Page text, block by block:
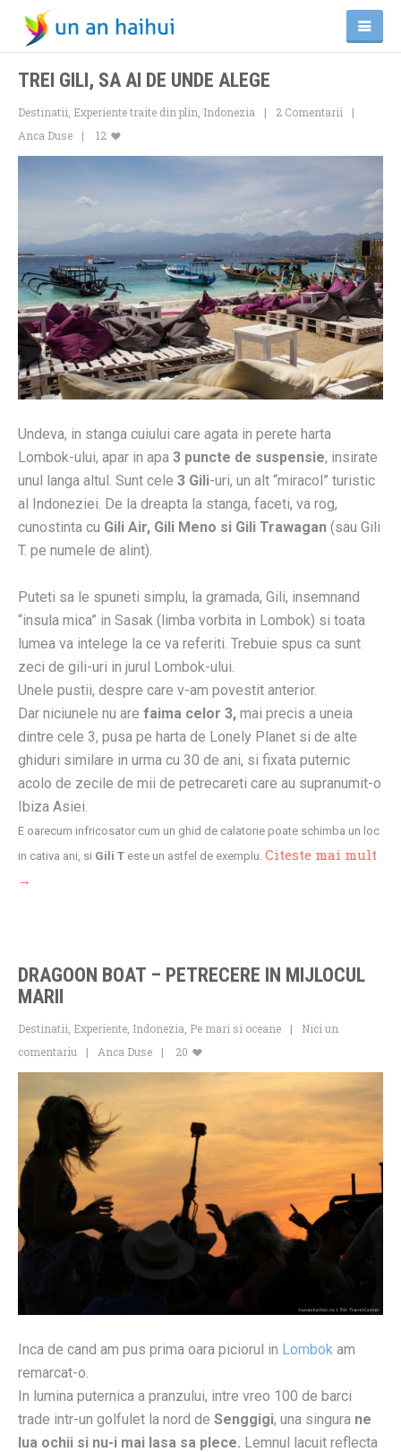
TREI GILI, SA AI DE UNDE ALEGE
Destinatii Experiente traite din plin Indonezia
2 Comentarii
Anca Duse
12
Undeva, in stanga cuiului care agata in perete harta
Lombok-ului, apar in apa 3 puncte de suspensie, insirate
unul langa altul. Sunt cele 3 Gili-uri, un alt “miracol” turistic
al Indoneziei. De la dreapta la stanga, faceti, va rog,
cunostinta cu Gili Air, Gili Meno si Gili Trawagan (sau Gili
T. pe numele de alint).
Puteti sa le spuneti simplu, la gramada, Gili, insemnand
“insula mica” in Sasak (limba vorbita in Lombok) si toata
lumea va intelege la ce va referiti. Trebuie spus ca sunt
zeci de gili-uri in jurul Lombok-ului.
Unele pustii, despre care v-am povestit anterior.
Dar niciunele nu are faima celor 3, mai precis a uneia
dintre cele 3, pusa pe harta de Lonely Planet si de alte
ghiduri similare in urma cu 30 de ani, si fixata puternic
acolo de zecile de mii de petrecareti care au supranumit-o
Ibiza Asiei.
E oarecum infricosator cum un ghid de calatorie poate schimba un loc
in cativa ani, si Gili T este un astfel de exemplu. Citeste mai mult
→
DRAGOON BOAT – PETRECERE IN MIJLOCUL
MARII
Destinatii Experiente Indonezia Pe mari si oceane
Nici un
comentariu
Anca Duse 20
Inca de cand am pus prima oara piciorul in Lombok am
remarcat-o.
In lumina puternica a pranzului, intre vreo 100 de barci
trade intr-un golfulet la nord de Senggigi, una singura ne
lua ochii si nu-i mai lasa sa plece. Lemnul lacuit reflecta